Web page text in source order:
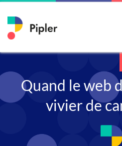
Quand le web
vivier de